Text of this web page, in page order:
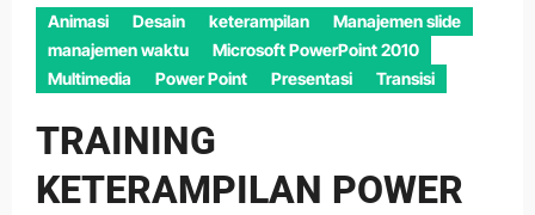
Animasi Desain keterampilan
Manajemen slide
manajemen waktu
Microsoft PowerPoint 2010
Multimedia
Power Point Presentasi Transisi
TRAINING
KETERAMPILAN POWER